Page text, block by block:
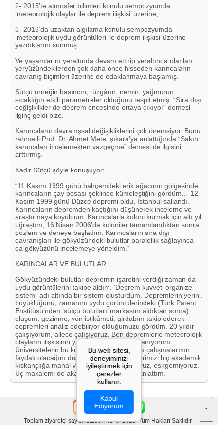
Bu web sitesi,
deneyiminizi
iyileştirmek için
çerezler
kullanır.
Kabul
Ediyorum
↑
Toplam ziyaretçi sayısı: 1.150.743 © 2026 Tüm Hakları Saklıdır
2- 2015’te atmosfer bilimleri konulu sempozyumda
‘meteorolojik olaylar ile deprem ilişkisi’ üzerine,
3- 2016’da uzaktan algılama konulu sempozyumda
‘meteorolojik uydu görüntüleri ile deprem ilişkisi’ üzerine
yazdıklarını sunmuş.
Ve yaşamlarını yeraltında devam ettirip yeraltında olanları
yeryüzündekilerden çok daha önce hisseden karıncaların
davranış biçimleri üzerine de odaklanmaya başlamış.
Sütçü örneğin basıncın, rüzgârın, nemin, yağmurun,
sıcaklığın etkili parametreler olduğunu tespit etmiş. “Sıra dışı
değişiklikler de deprem öncesinde ortaya çıkıyor” demesi
ilginç geldi bize.
Karıncaların davranışsal değişikliklerini çok önemsiyor. Bunu
rahmetli Prof. Dr. Ahmet Mete Işıkara’ya anlattığında “Sakın
karıncaları incelemekten vazgeçme” demesi de ilgisini
arttırmış.
Kadir Sütçü şöyle konuşuyor:
“11 Kasım 1999 günü bahçemdeki erik ağacının gölgesinde
karıncaların çay posası şeklinde kümeleştiğini gördüm… 12
Kasım 1999 günü Düzce depremi oldu, İstanbul sallandı.
Karıncaların depremden kaçtığını düşünerek inceleme ve
araştırmaya koyuldum. Karıncalarla koloni kurmak için altı yıl
uğraştım, 16 Nisan 2006’da koloniler tamamlandıktan sonra
gözlem ve deneye başladım. Karıncaların sıra dışı
davranışları ile gökyüzündeki bulutlar paralellik sağlayınca
da gökyüzünü incelemeye yöneldim.“
KARINCALAR VE BULUTLAR
Gökyüzündeki bulutlar depremin işaretini verdiği zaman da
uydu görüntülerini takibe aldım. ‘Deprem kuvveti organize
sistemi’ adı altında bir sistem oluşturdum. Depremlerin yerini,
büyüklüğünü, zamanını uydu görüntülerindeki (Türk Patent
Enstitüsü’nden ‘sütçü bulutları’ markasını aldıktan sonra)
oluşum, gezinme, yön istikâmeti, girdabını takip ederek
depremleri analiz edebiliyor olduğumuzu gördüm. 20 yıldır
çalışıyorum, ailece çalışıyoruz. Ben depremlerle meteorolojik
olayların ilişkisinin yüzde yüz olduğuna inanıyorum.
Üniversitelerin bu konudaki disiplinlerarası çalışmalarının
faydalı olacağını düşünüyorum. Biz bilgilerimizi hiç akademik
kıskançlığa mahal vermeksizin paylaşıyoruz, esirgemiyoruz.
Üç makalemi de akademik toplantılarda anlattım.